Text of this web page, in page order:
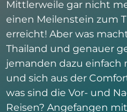
Mittlerweile gar nicht
einen Meilenstein zum
erreicht! Aber was
Thailand und genauer
jemanden dazu einfach
und sich aus der
was sind die Vor- und
Reisen? Angefangen